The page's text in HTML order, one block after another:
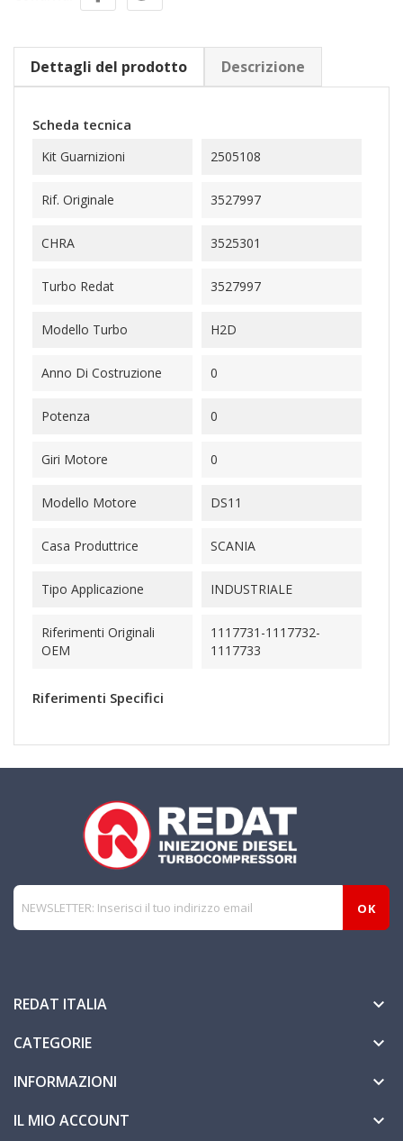
Dettagli del prodotto Descrizione
Scheda tecnica
Kit Guarnizioni 2505108
Rif. Originale 3527997
CHRA 3525301
Turbo Redat 3527997
Modello Turbo H2D
Anno Di Costruzione 0
Potenza 0
Giri Motore 0
Modello Motore DS11
Casa Produttrice SCANIA
Tipo Applicazione INDUSTRIALE
Riferimenti Originali
OEM
1117731-1117732-
1117733
Riferimenti Specifici
REDAT ITALIA 
CATEGORIE 
INFORMAZIONI 
IL MIO ACCOUNT 